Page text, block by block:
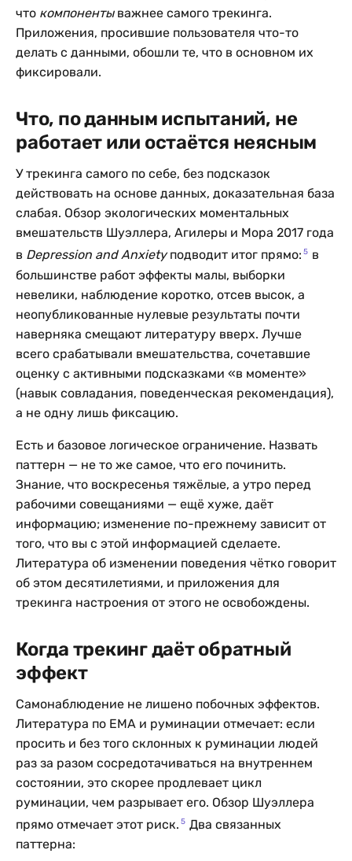
что компонентыважнее самого трекинга.
Приложения, просившие пользователя что-то
делать с данными, обошли те, что в основном их
фиксировали.
Что, по данным испытаний, не
работает или остаётся неясным
У трекинга самого по себе, без подсказок
действовать на основе данных, доказательная база
слабая. Обзор экологических моментальных
вмешательств Шуэллера, Агилеры и Мора 2017 года
в Depression and Anxietyподводит итог прямо: 5 в
большинстве работ эффекты малы, выборки
невелики, наблюдение коротко, отсев высок, а
неопубликованные нулевые результаты почти
наверняка смещают литературу вверх. Лучше
всего срабатывали вмешательства, сочетавшие
оценку с активными подсказками «в моменте»
(навык совладания, поведенческая рекомендация),
а не одну лишь фиксацию.
Есть и базовое логическое ограничение. Назвать
паттерн — не то же самое, что его починить.
Знание, что воскресенья тяжёлые, а утро перед
рабочими совещаниями — ещё хуже, даёт
информацию; изменение по-прежнему зависит от
того, что вы с этой информацией сделаете.
Литература об изменении поведения чётко говорит
об этом десятилетиями, и приложения для
трекинга настроения от этого не освобождены.
Когда трекинг даёт обратный
эффект
Самонаблюдение не лишено побочных эффектов.
Литература по EMA и руминации отмечает: если
просить и без того склонных к руминации людей
раз за разом сосредотачиваться на внутреннем
состоянии, это скорее продлевает цикл
руминации, чем разрывает его. Обзор Шуэллера
прямо отмечает этот риск. 5 Два связанных
паттерна: